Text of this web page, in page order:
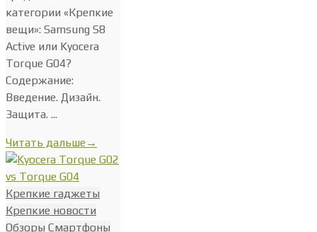
категории «Крепкие
вещи»: Samsung S8
Active или Kyocera
Torque G04?
Содержание:
Введение. Дизайн.
Защита. ...
Читать дальше→
Крепкие гаджеты
Крепкие новости
Обзоры Смартфоны